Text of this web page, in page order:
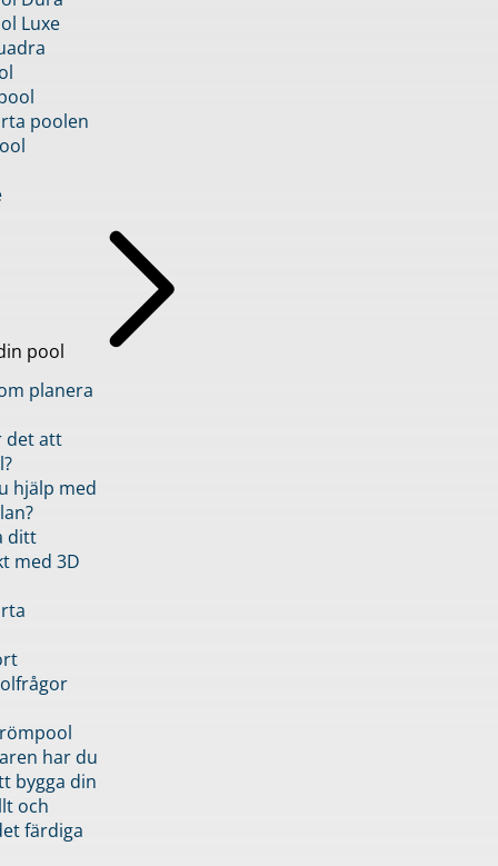
Luxe
poolen
pool
planera
det att
hjälp med
ditt
med 3D
har du
bygga din
och
färdiga